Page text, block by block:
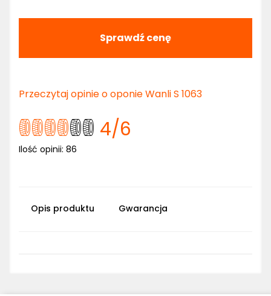
Sprawdź cenę
Przeczytaj opinie o oponie Wanli S 1063
4/6
Ilość opinii: 86
Opis produktu Gwarancja